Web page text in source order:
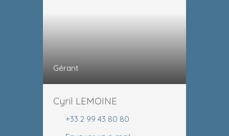
Gérant
Cyril LEMOINE
+33 2 99 43 80 80